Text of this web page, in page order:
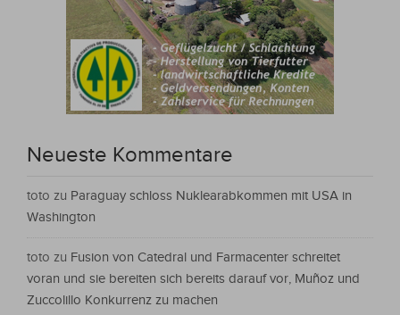
Neueste Kommentare
toto zu Paraguay schloss Nuklearabkommen mit USA in
Washington
toto zu Fusion von Catedral und Farmacenter schreitet
voran und sie bereiten sich bereits darauf vor, Muñoz und
Zuccolillo Konkurrenz zu machen